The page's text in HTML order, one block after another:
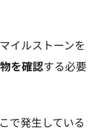
イルストーンを
を確認する必要
で発生している